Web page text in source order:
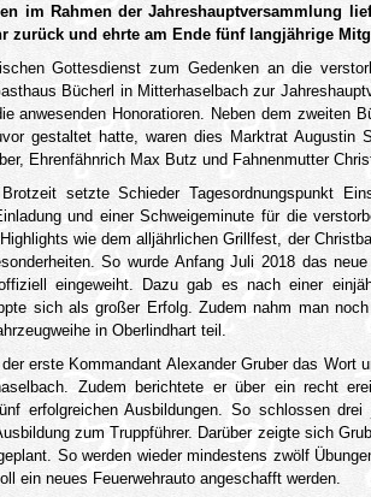
im Rahmen der Jahreshauptversammlung
zurück und ehrte am Ende fünf langjährige
Gottesdienst zum Gedenken an die
Bücherl in Mitterhaselbach zur
anwesenden Honoratioren. Neben dem zweiten
gestaltet hatte, waren dies Marktrat Augustin
Ehrenfähnrich Max Butz und Fahnenmutter
setzte Schieder Tagesordnungspunkt
und einer Schweigeminute für die
wie dem alljährlichen Grillfest, der
So wurde Anfang Juli 2018 das
eingeweiht. Dazu gab es nach einer
sich als großer Erfolg. Zudem nahm man
in Oberlindhart teil.
erste Kommandant Alexander Gruber das
Zudem berichtete er über ein recht
erfolgreichen Ausbildungen. So schlossen
zum Truppführer. Darüber zeigte sich
So werden wieder mindestens zwölf
ein neues Feuerwehrauto angeschafft werden.